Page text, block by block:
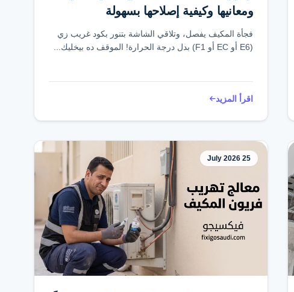
ومعانيها وكيفية إصلاحها بسهولة
فجأة المكيف يفصل، وتلاقي الشاشة بتنور بكود غريب زي
(E6 أو EC أو F1) بدل درجة الحرارة! الموقف ده بيخليك...
اقرأ المزيد
25 July 2026